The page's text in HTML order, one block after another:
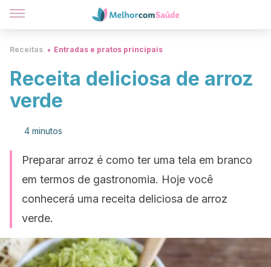
Receitas Entradas e pratos principais
Receita deliciosa de arroz
verde
4 minutos
Preparar arroz é como ter uma tela em branco
em termos de gastronomia. Hoje você
conhecerá uma receita deliciosa de arroz
verde.